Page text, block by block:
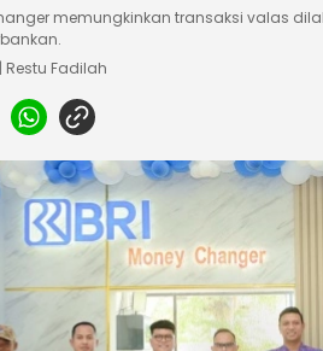
memungkinkan transaksi valas
Restu Fadilah